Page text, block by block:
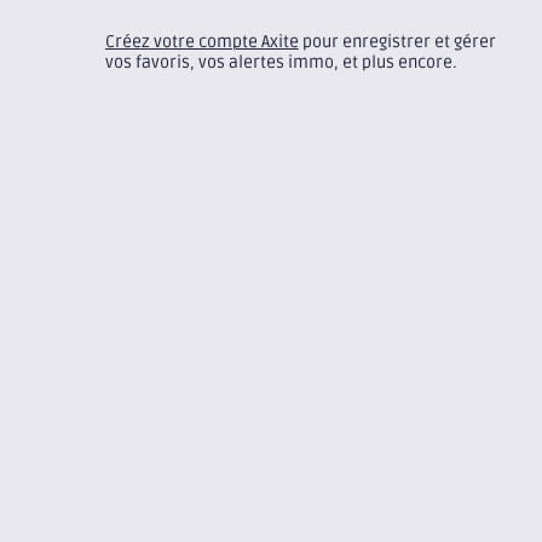
Créez votre compte Axite pour enregistrer et gérer
vos favoris, vos alertes immo, et plus encore.